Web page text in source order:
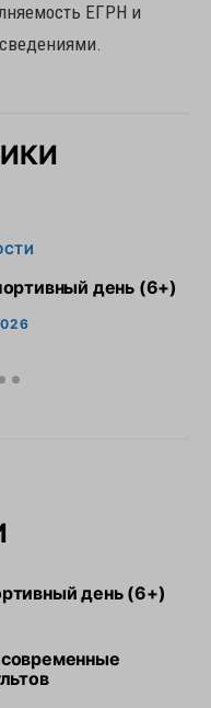
ЕГРН и
день (6+)
день (6+)